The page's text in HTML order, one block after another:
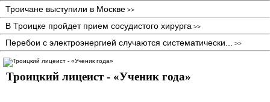
Троичане выступили в Москве >>
В Троицке пройдет прием сосудистого хирурга >>
Перебои с электроэнергией случаются систематически... >>
Троицкий лицеист - «Ученик года»